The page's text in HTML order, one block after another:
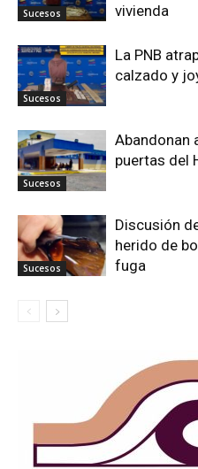
Sucesos
vivienda
Sucesos
La PNB
calzado y
Sucesos
Abandonan
puertas del
Sucesos
Discusión
herido de
fuga